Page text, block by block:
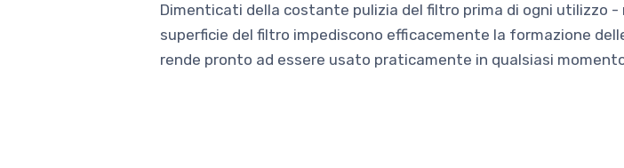
Dimenticati della costante pulizia del filtro prima di ogni utilizzo
superficie del filtro impediscono efficacemente la formazione
rende pronto ad essere usato praticamente in qualsiasi